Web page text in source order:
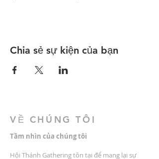
Chia sẻ sự kiện của bạn
VỀ CHÚNG TÔI
Tầm nhìn của chúng tôi
Hội Thánh Gathering tồn tại để mang lại sự